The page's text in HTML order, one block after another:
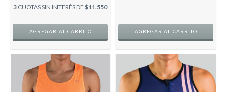
3 CUOTAS SIN INTERÉS DE $11.550
AGREGAR AL CARRITO AGREGAR AL CARRITO